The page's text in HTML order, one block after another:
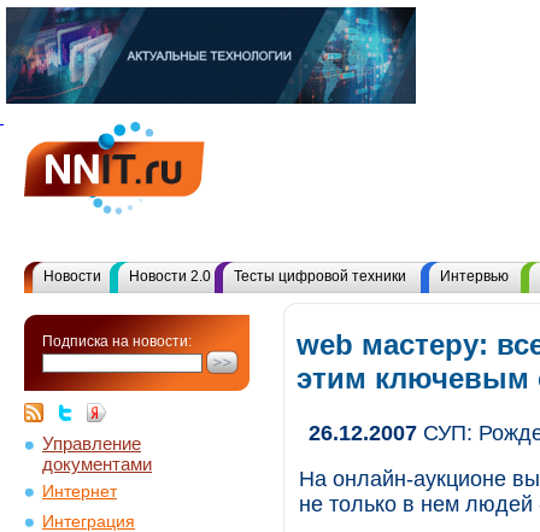
Новости Новости 2.0 Тесты цифровой техники Интервью
Подписка на новости:
Управление
документами
Интернет
Интеграция
web мастеру:
этим ключевым
26.12.2007 СУП:
На онлайн-аукционе
не только в нем людей